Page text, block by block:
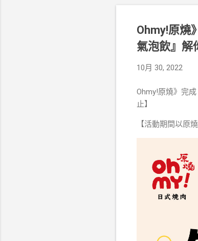
Ohmy!原燒
氣泡飲』解
10月 30, 2022
Ohmy!原燒》完
止】
【活動期間以原